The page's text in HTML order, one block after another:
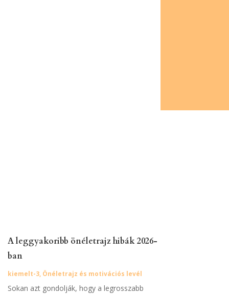
A leggyakoribb önéletrajz hibák 2026-
ban
kiemelt-3, Önéletrajz és motivációs levél
Sokan azt gondolják, hogy a legrosszabb